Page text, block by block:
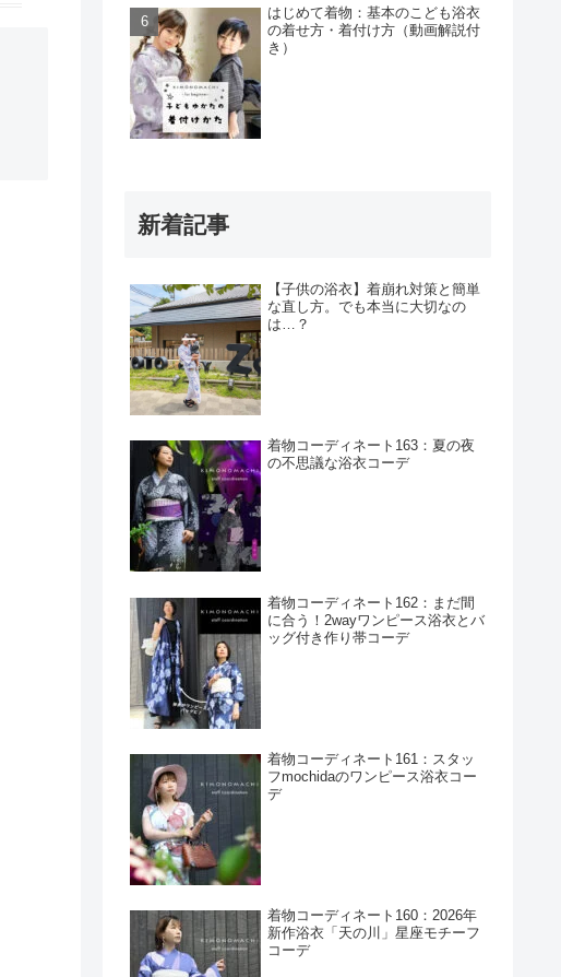
はじめて着物：基本のこども浴衣
の着せ方・着付け方（動画解説付
き）
新着記事
【子供の浴衣】着崩れ対策と簡単
な直し方。でも本当に大切なの
は…？
着物コーディネート163：夏の夜
の不思議な浴衣コーデ
着物コーディネート162：まだ間
に合う！2wayワンピース浴衣とバ
ッグ付き作り帯コーデ
着物コーディネート161：スタッ
フmochidaのワンピース浴衣コー
デ
着物コーディネート160：2026年
新作浴衣「天の川」星座モチーフ
コーデ